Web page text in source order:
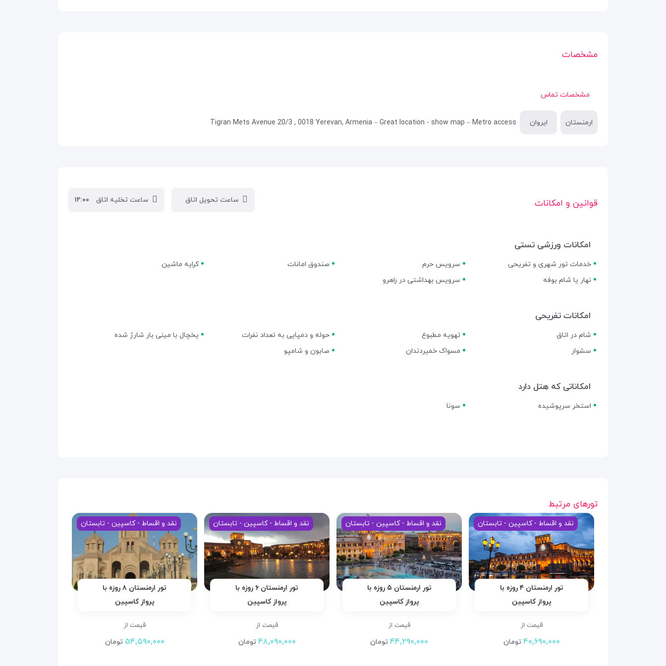
مشخصات
مشخصات تماس
ارمنستان ایروان Tigran Mets Avenue 20/3 , 0018 Yerevan, Armenia – Great location - show map – Metro access
قوانین و امکانات ساعت تحویل اتاق ساعت تخلیه اتاق ۱۲:۰۰
امکانات ورزشی تستی
خدمات تور شهری و تفریحی سرویس حرم صندوق امانات
کرایه ماشین
نهار یا شام بوفه
سرویس بهداشتی در راهرو
امکانات تفریحی
شام در اتاق تهویه مطبوع حوله و دمپایی به تعداد نفرات
یخچال با مینی بار شارژ شده
سشوار
مسواک خمیردندان صابون و شامپو
امکاناتی که هتل دارد
استخر سرپوشیده سونا
تورهای مرتبط
نقد و اقساط - کاسپین - تابستان
تور ارمنستان ۴ روزه با
پرواز کاسپین
قیمت از
۴۰,۶۹۰,۰۰۰ تومان
نقد و اقساط - کاسپین - تابستان
تور ارمنستان ۵ روزه با
پرواز کاسپین
قیمت از
۴۴,۲۹۰,۰۰۰ تومان
نقد و اقساط - کاسپین - تابستان
تور ارمنستان ۶ روزه با
پرواز کاسپین
قیمت از
۴۸,۰۹۰,۰۰۰ تومان
نقد و اقساط - کاسپین - تابستان
تور ارمنستان ۸ روزه با
پرواز کاسپین
قیمت از
۵۴,۵۹۰,۰۰۰ تومان